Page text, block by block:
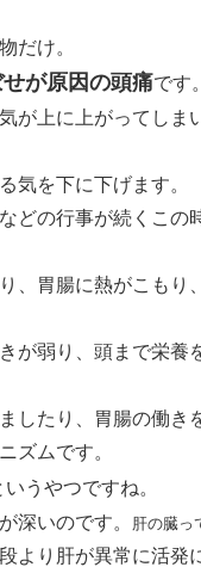
だけ。
が原因の頭痛です。
が上に上がってしま
気を下に下げます。
どの行事が続くこの
、胃腸に熱がこもり
が弱り、頭まで栄養
したり、胃腸の働き
ズムです。
いうやつですね。
深いのです。 肝の臓
より肝が異常に活発